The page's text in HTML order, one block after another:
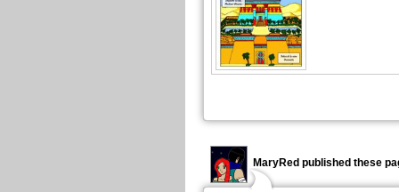
MaryRed published these